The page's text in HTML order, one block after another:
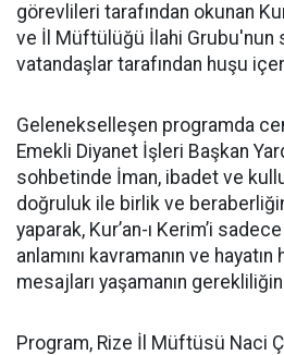
görevlileri tarafından okunan
ve İl Müftülüğü İlahi Grubu'nun
vatandaşlar tarafından huşu
Gelenekselleşen programda
Emekli Diyanet İşleri Başkan
sohbetinde İman, ibadet ve
doğruluk ile birlik ve
yaparak, Kur’an-ı Kerim’i
anlamını kavramanın ve
mesajları yaşamanın
Program, Rize İl Müftüsü Naci